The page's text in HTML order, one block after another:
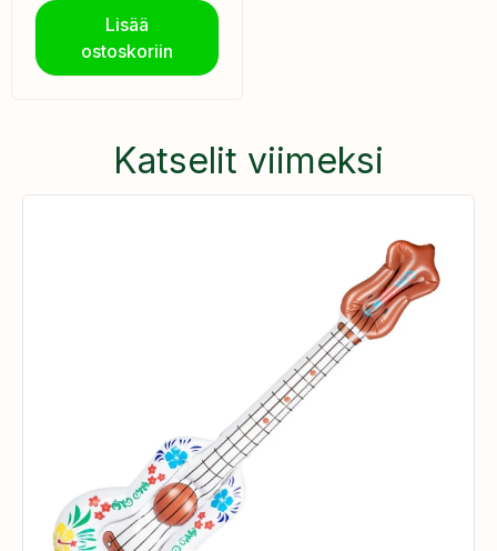
Lisää
ostoskoriin
Katselit viimeksi